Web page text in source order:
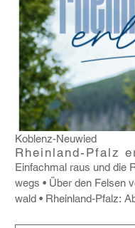
Koblenz-Neuwied
Rheinland-Pfalz
Einfachmal raus und die
wegs Über den Felsen
wald Rhein­land-Pfalz: